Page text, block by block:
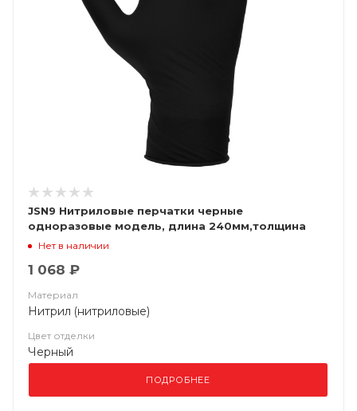
JSN9 Нитриловые перчатки черные
одноразовые модель, длина 240мм,толщина
0,15мм, (уп. 100шт) Jeta Saf
Нет в наличии
1 068 ₽
Материал
Нитрил (нитриловые)
Цвет отделки
Черный
ПОДРОБНЕЕ